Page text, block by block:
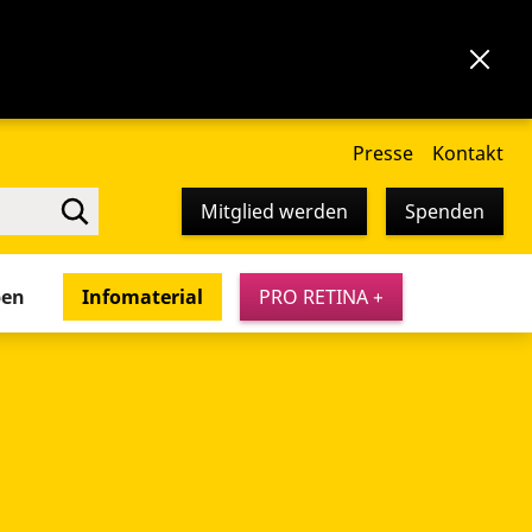
Presse Kontakt
Mitglied werden Spenden
Infomaterial PRO RETINA +